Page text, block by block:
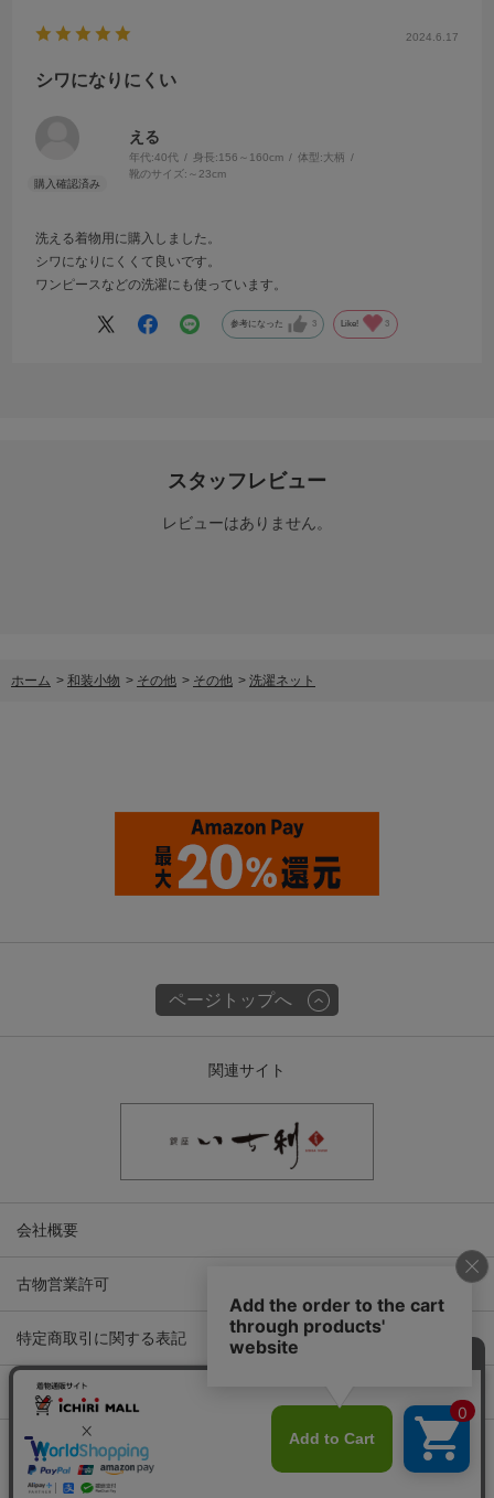
2024.6.17
シワになりにくい
える
年代:40代 身長:156～160cm 体型:大柄
靴のサイズ: ～23cm
洗える着物用に購入しました。
シワになりにくくて良いです。
ワンピースなどの洗濯にも使っています。
参考になった 3 Like! 3
スタッフレビュー
レビューはありません。
ホーム > 和装小物 > その他 > その他 > 洗濯ネット
ページトップへ
関連サイト
会社概要
古物営業許可
特定商取引に関する表記
プライバシーポリシー